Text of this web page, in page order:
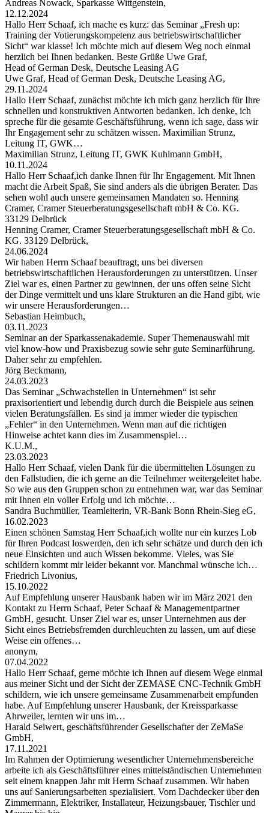
Andreas Nowack, Sparkasse Wittgenstein,
12.12.2024
Hallo Herr Schaaf, ich mache es kurz: das Seminar „Fresh up:
Training der Votierungskompetenz aus betriebswirtschaftlicher
Sicht“ war klasse! Ich möchte mich auf diesem Weg noch einmal
herzlich bei Ihnen bedanken. Beste Grüße Uwe Graf,
Head of German Desk, Deutsche Leasing AG
Uwe Graf, Head of German Desk, Deutsche Leasing AG,
29.11.2024
Hallo Herr Schaaf, zunächst möchte ich mich ganz herzlich für Ihre
schnellen und konstruktiven Antworten bedanken. Ich denke, ich
spreche für die gesamte Geschäftsführung, wenn ich sage, dass wir
Ihr Engagement sehr zu schätzen wissen. Maximilian Strunz,
Leitung IT, GWK…
Maximilian Strunz, Leitung IT, GWK Kuhlmann GmbH,
10.11.2024
Hallo Herr Schaaf,ich danke Ihnen für Ihr Engagement. Mit Ihnen
macht die Arbeit Spaß, Sie sind anders als die übrigen Berater. Das
sehen wohl auch unsere gemeinsamen Mandaten so. Henning
Cramer, Cramer Steuerberatungsgesellschaft mbH & Co. KG.
33129 Delbrück
Henning Cramer, Cramer Steuerberatungsgesellschaft mbH & Co.
KG. 33129 Delbrück,
24.06.2024
Wir haben Herrn Schaaf beauftragt, uns bei diversen
betriebswirtschaftlichen Herausforderungen zu unterstützen. Unser
Ziel war es, einen Partner zu gewinnen, der uns offen seine Sicht
der Dinge vermittelt und uns klare Strukturen an die Hand gibt, wie
wir unsere Herausforderungen…
Sebastian Heimbuch,
03.11.2023
Seminar an der Sparkassenakademie. Super Themenauswahl mit
viel know-how und Praxisbezug sowie sehr gute Seminarführung.
Daher sehr zu empfehlen.
Jörg Beckmann,
24.03.2023
Das Seminar „Schwachstellen in Unternehmen“ ist sehr
praxisorientiert und lebendig durch durch die Beispiele aus seinen
vielen Beratungsfällen. Es sind ja immer wieder die typischen
„Fehler“ in den Unternehmen. Wenn man auf die richtigen
Hinweise achtet kann dies im Zusammenspiel…
K.U.M.,
23.03.2023
Hallo Herr Schaaf, vielen Dank für die übermittelten Lösungen zu
den Fallstudien, die ich gerne an die Teilnehmer weitergeleitet habe.
So wie aus den Gruppen schon zu entnehmen war, war das Seminar
mit Ihnen ein voller Erfolg und ich möchte…
Sandra Buchmüller, Teamleiterin, VR-Bank Bonn Rhein-Sieg eG,
16.02.2023
Einen schönen Samstag Herr Schaaf,ich wollte nur ein kurzes Lob
für Ihren Podcast loswerden, den ich sehr schätze und durch den ich
neue Einsichten und auch Wissen bekomme. Vieles, was Sie
schildern kommt mir leider bekannt vor. Manchmal wünsche ich…
Friedrich Livonius,
15.10.2022
Auf Empfehlung unserer Hausbank haben wir im März 2021 den
Kontakt zu Herrn Schaaf, Peter Schaaf & Managementpartner
GmbH, gesucht. Unser Ziel war es, unser Unternehmen aus der
Sicht eines Betriebsfremden durchleuchten zu lassen, um auf diese
Weise ein offenes…
anonym,
07.04.2022
Hallo Herr Schaaf, gerne möchte ich Ihnen auf diesem Wege einmal
aus meiner Sicht und der Sicht der ZEMASE CNC-Technik GmbH
schildern, wie ich unsere gemeinsame Zusammenarbeit empfunden
habe. Auf Empfehlung unserer Hausbank, der Kreissparkasse
Ahrweiler, lernten wir uns im…
Harald Seiwert, geschäftsführender Gesellschafter der ZeMaSe
GmbH,
17.11.2021
Im Rahmen der Optimierung wesentlicher Unternehmensbereiche
arbeite ich als Geschäftsführer eines mittelständischen Unternehmen
seit einem knappen Jahr mit Herrn Schaaf zusammen. Wir haben
uns auf Sanierungsarbeiten spezialisiert. Vom Dachdecker über den
Zimmermann, Elektriker, Installateur, Heizungsbauer, Tischler und